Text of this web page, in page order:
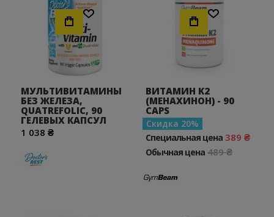
Хочу!
МУЛЬТИВИТАМИНЫ
БЕЗ ЖЕЛЕЗА,
QUATREFOLIC, 90
ГЕЛЕВЫХ КАПСУЛ
1 038 ₴
Хочу!
ВИТАМИН K2
(МЕНАХИНОН) - 90
CAPS
Скидка 20
Специальная цена 389 ₴
Обычная цена 489 ₴